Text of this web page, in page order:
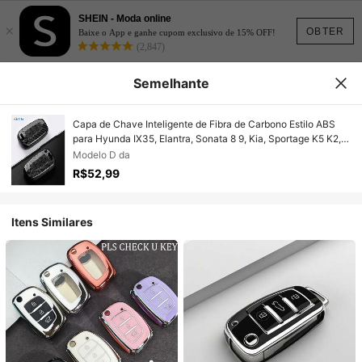
OBTER
×
SHEIN - Moda online
Baixe o App e ganhe cupom exclusivo de 15% OFF!
(2,847)
Semelhante
Capa de Chave Inteligente de Fibra de Carbono Estilo ABS
para Hyunda IX35, Elantra, Sonata 8 9, Kia, Sportage K5 K2,
Sorento Remote
Modelo D da
R$52,99
Itens Similares